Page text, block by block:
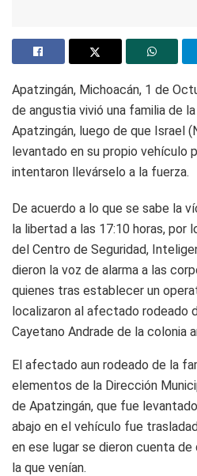
Apatzingán, Michoacán, 1 de
de angustia vivió una familia de
Apatzingán, luego de que Israel
levantado en su propio vehículo
intentaron llevárselo a la fuerza.
De acuerdo a lo que se sabe la
la libertad a las 17:10 horas, por
del Centro de Seguridad,
dieron la voz de alarma a las
quienes tras establecer un
localizaron al afectado rodeado
Cayetano Andrade de la colonia
El afectado aun rodeado de la
elementos de la Dirección
de Apatzingán, que fue
abajo en el vehículo fue
en ese lugar se dieron cuenta de
la que venían.